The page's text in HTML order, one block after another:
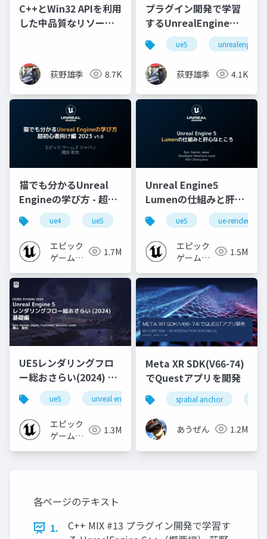
C++とWin32 APIを利用
した中品質なリソース
荻野雄季 8.7K
プラグイン開発で学習
するUnrealEngine
C++（実践編）
ue5 unrealengine5
荻野雄季 4.1K
猫でも分かるUnreal
Engineの学び方 - 超初
心者向け編 - 2023 v1.0
ue4 ue5 ue-beginner
エピック
ゲームズ
1.7M
Unreal Engine5
Lumenの仕組みと肝心
なところ
ue5 ue-rendering
エピック
ゲームズ
1.5M
UE5レンダリングフロ
ー総おさらい(2024) 基
礎編！
[CEDEC+KYUSHU
2024]
ue5 unreal engine ue-rendering
エピック
ゲームズ
1.3M
Meta XR SDK(V66-74)
でQuestアプリを開発
spatial anchor
あうぜん 1.2M
各ページのテキスト
1.
C++ MIX #13 プラグイン開発で学習す